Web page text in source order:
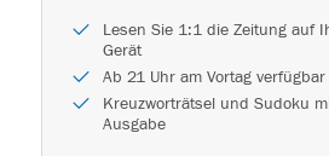
Lesen Sie 1:1 die Zeitung auf
Gerät
Ab 21 Uhr am Vortag verfügbar
Kreuzworträtsel und Sudoku
Ausgabe